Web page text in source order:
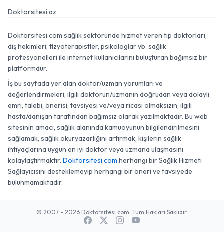
Doktorsitesi.az
Doktorsitesi.com sağlık sektöründe hizmet veren tıp doktorları,
diş hekimleri, fizyoterapistler, psikologlar vb. sağlık
profesyonelleri ile internet kullanıcılarını buluşturan bağımsız bir
platformdur.
İş bu sayfada yer alan doktor/uzman yorumları ve
değerlendirmeleri, ilgili doktorun/uzmanın doğrudan veya dolaylı
emri, talebi, önerisi, tavsiyesi ve/veya ricası olmaksızın, ilgili
hasta/danışan tarafından bağımsız olarak yazılmaktadır. Bu web
sitesinin amacı, sağlık alanında kamuoyunun bilgilendirilmesini
sağlamak, sağlık okuryazarlığını artırmak, kişilerin sağlık
ihtiyaçlarına uygun en iyi doktor veya uzmana ulaşmasını
kolaylaştırmaktır. Doktorsitesi.com herhangi bir Sağlık Hizmeti
Sağlayıcısını desteklemeyip herhangi bir öneri ve tavsiyede
bulunmamaktadır.
© 2007 - 2026 Doktorsitesi.com. Tüm Hakları Saklıdır.